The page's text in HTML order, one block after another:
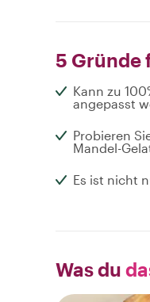
5 Gründe
Kann zu
angepasst
Probieren
Mandel-
Es ist nicht
Was du